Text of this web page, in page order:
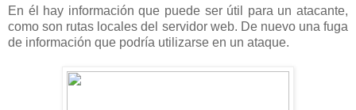
En él hay información que puede ser útil para un atacante,
como son rutas locales del servidor web. De nuevo una fuga
de información que podría utilizarse en un ataque.